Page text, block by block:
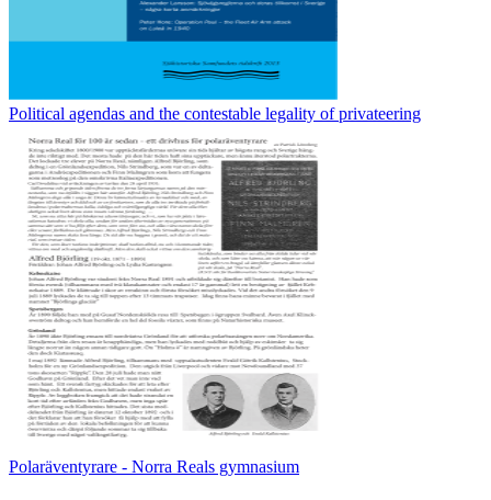
Political agendas and the contestable legality of privateering
Polaräventyrare - Norra Reals gymnasium